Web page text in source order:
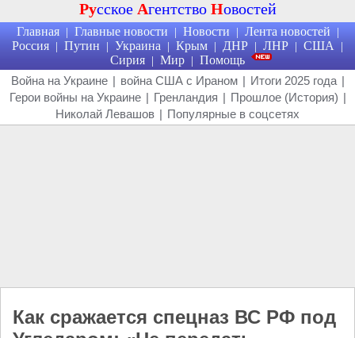
Русское Агентство Новостей
Главная | Главные новости | Новости | Лента новостей |
Россия | Путин | Украина | Крым | ДНР | ЛНР | США |
Сирия | Мир | Помощь
Война на Украине | война США с Ираном | Итоги 2025 года |
Герои войны на Украине | Гренландия | Прошлое (История) |
Николай Левашов | Популярные в соцсетях
Как сражается спецназ ВС РФ под